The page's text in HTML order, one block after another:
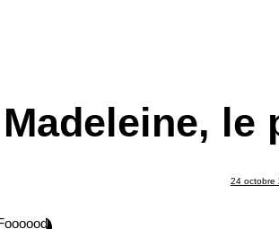
le
24 octobre